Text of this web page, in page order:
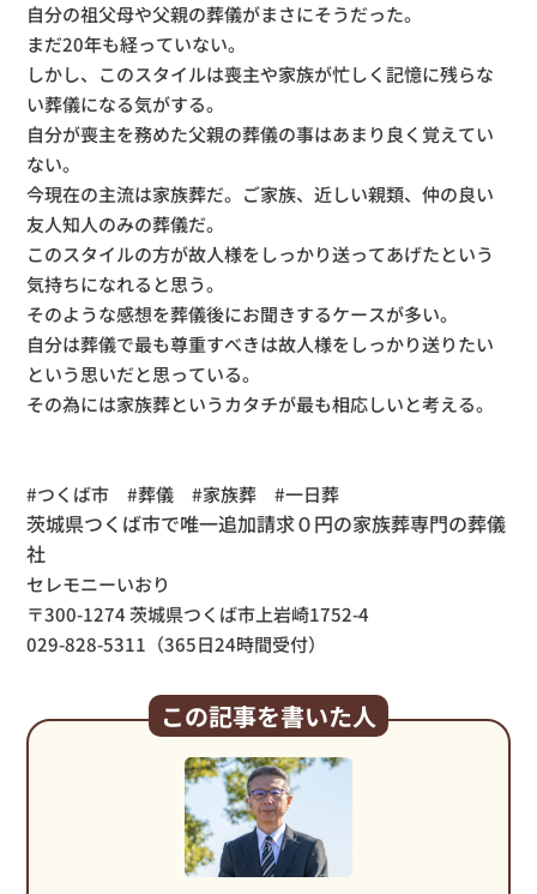
自分の祖父母や父親の葬儀がまさにそうだった。
まだ20年も経っていない。
しかし、このスタイルは喪主や家族が忙しく記憶に残らな
い葬儀になる気がする。
自分が喪主を務めた父親の葬儀の事はあまり良く覚えてい
ない。
今現在の主流は家族葬だ。ご家族、近しい親類、仲の良い
友人知人のみの葬儀だ。
このスタイルの方が故人様をしっかり送ってあげたという
気持ちになれると思う。
そのような感想を葬儀後にお聞きするケースが多い。
自分は葬儀で最も尊重すべきは故人様をしっかり送りたい
という思いだと思っている。
その為には家族葬というカタチが最も相応しいと考える。
#つくば市 #葬儀 #家族葬 #一日葬
茨城県つくば市で唯一追加請求０円の家族葬専門の葬儀
社
セレモニーいおり
〒300-1274 茨城県つくば市上岩崎1752-4
029-828-5311（365日24時間受付）
この記事を書いた人